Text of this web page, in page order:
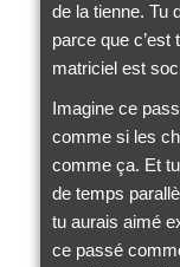
de la tienne. Tu
parce que
matriciel est
Imagine ce
comme si les
comme ça. Et
de temps
tu aurais aimé
ce passé